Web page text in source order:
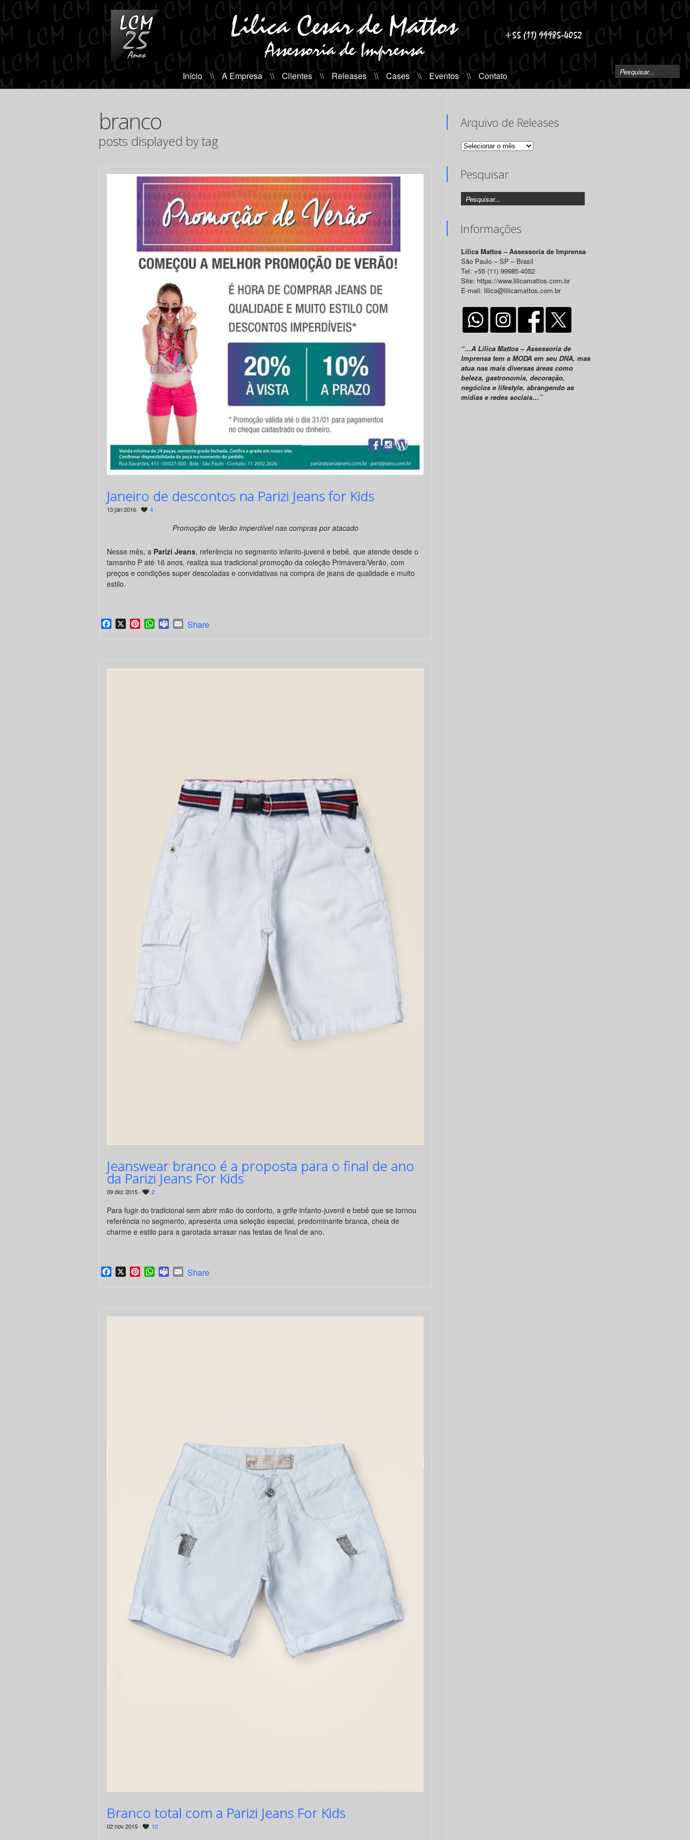
Início \\ A Empresa \\ Clientes \\ Releases \\ Cases \\ Eventos \\ Contato
branco
posts displayed by tag
Janeiro de descontos na Parizi Jeans for Kids
13 jan 2016 · 4
Promoção de Verão imperdível nas compras por atacado
Nesse mês, a Parizi Jeans, referência no segmento infanto-juvenil e bebê, que atende desde o
tamanho P até 16 anos, realiza sua tradicional promoção da coleção Primavera/Verão, com
preços e condições super descoladas e convidativas na compra de jeans de qualidade e muito
estilo.
Facebook
X PinterestWhatsApp
TeamsEmail
Share
Jeanswear branco é a proposta para o final de ano
da Parizi Jeans For Kids
09 dez 2015 · 2
Para fugir do tradicional sem abrir mão do conforto, a grife infanto-juvenil e bebê que se tornou
referência no segmento, apresenta uma seleção especial, predominante branca, cheia de
charme e estilo para a garotada arrasar nas festas de final de ano.
Facebook
X PinterestWhatsApp
TeamsEmail
Share
Branco total com a Parizi Jeans For Kids
02 nov 2015 · 10
Arquivo de Releases
Arquivo
Pesquisar
Informações
Lilica Mattos – Assessoria de Imprensa
São Paulo – SP – Brasil
Tel: +55 (11) 99985-4052
Site: https://www.lilicamattos.com.br
E-mail: lilica@lilicamattos.com.br
“…A Lilica Mattos – Assessoria de
Imprensa tem a MODA em seu DNA, mas
atua nas mais diversas áreas como
beleza, gastronomia, decoração,
negócios e lifestyle, abrangendo as
mídias e redes sociais…”